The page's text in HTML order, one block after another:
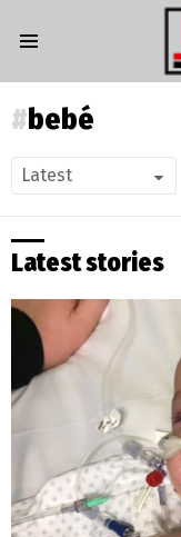
bebé
Latest stories